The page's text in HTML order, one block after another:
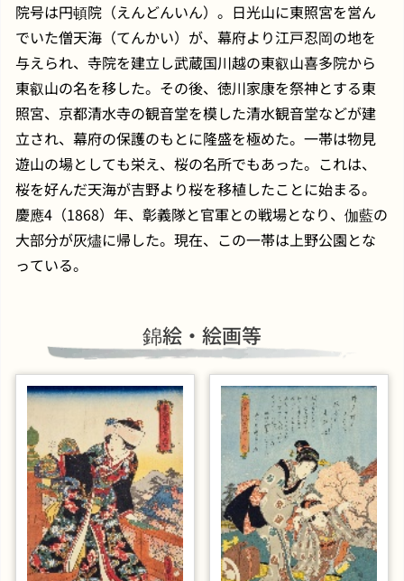
院号は円頓院（えんどんいん）。日光山に東照宮を営ん
でいた僧天海（てんかい）が、幕府より江戸忍岡の地を
与えられ、寺院を建立し武蔵国川越の東叡山喜多院から
東叡山の名を移した。その後、徳川家康を祭神とする東
照宮、京都清水寺の観音堂を模した清水観音堂などが建
立され、幕府の保護のもとに隆盛を極めた。一帯は物見
遊山の場としても栄え、桜の名所でもあった。これは、
桜を好んだ天海が吉野より桜を移植したことに始まる。
慶應4（1868）年、彰義隊と官軍との戦場となり、伽藍の
大部分が灰燼に帰した。現在、この一帯は上野公園とな
っている。
錦絵・絵画等